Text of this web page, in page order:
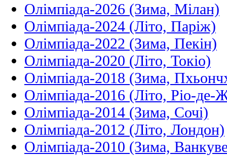
Олімпіада-2026 (Зима, Мілан)
Олімпіада-2024 (Літо, Паріж)
Олімпіада-2022 (Зима, Пекін)
Олімпіада-2020 (Літо, Токіо)
Олімпіада-2018 (Зима,
Олімпіада-2016 (Літо, Ріо-де-
Олімпіада-2014 (Зима, Сочі)
Олімпіада-2012 (Літо, Лондон)
Олімпіада-2010 (Зима,